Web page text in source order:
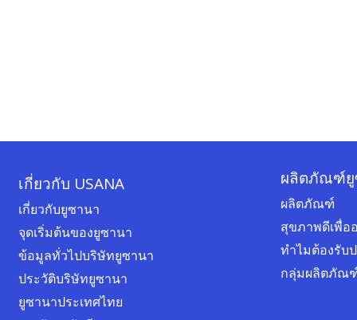
เกี่ยวกับ USANA
เกี่ยวกับยูซานา
จุดเริ่มต้นของยูซานา
ข้อมูลทั่วไปบริษัทยูซานา
ประวัติบริษัทยูซานา
ยูซานาประเทศไทย
ผลิตภัณฑ์ยู
ผลิตภัณฑ์
สุขภาพดีเพื่
ทำไมต้องรับ
กลุ่มผลิตภัณฑ์